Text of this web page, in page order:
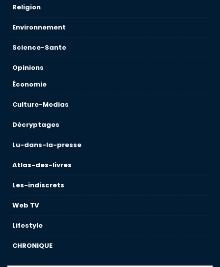
Religion
Environnement
Science-Sante
Opinions
Économie
Culture-Medias
Décryptages
Lu-dans-la-presse
Atlas-des-livres
Les-indiscrets
Web TV
Lifestyle
CHRONIQUE